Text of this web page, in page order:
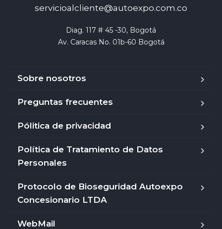
servicioalcliente@autoexpo.com.co
Diag. 117 # 45 -30, Bogotá
Av. Caracas No. 01b-60 Bogotá
Sobre nosotros
Preguntas frecuentes
Pólitica de privacidad
Política de Tratamiento de Datos
Personales
Protocolo de Bioseguridad Autoexpo
Concesionario LTDA
WebMail